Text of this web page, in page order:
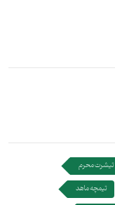
تیشرت محرم
تیمچه ماهد